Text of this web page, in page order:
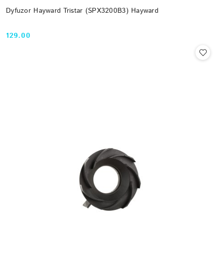
Dyfuzor Hayward Tristar (SPX3200B3) Hayward
Cena:
129.00